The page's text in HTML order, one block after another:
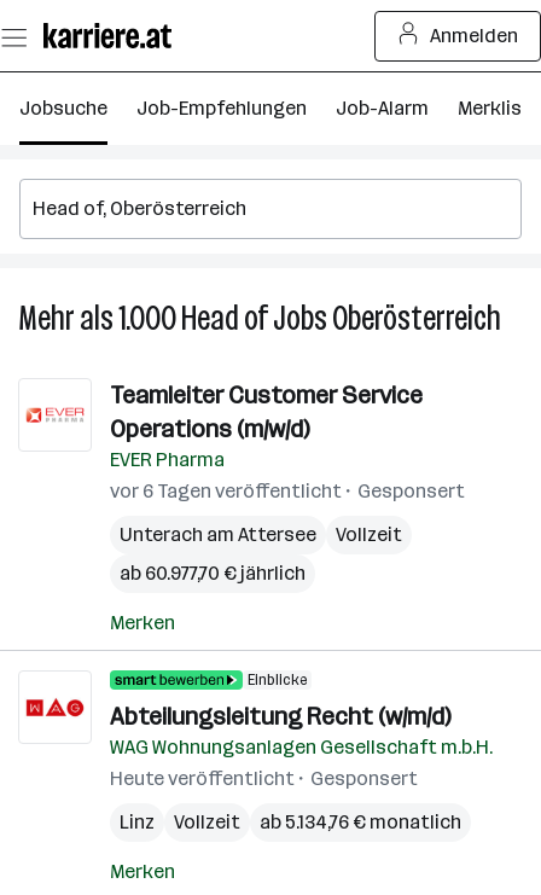
Seiteninhalt
springen
Anmelden
Jobsuche Job-Empfehlungen Job-Alarm Merkliste
Mehr als 1.000Head ofJobsOberösterreich
Teamleiter Customer Service
Operations (m/w/d)
EVER Pharma
vor 6 Tagen veröffentlicht
Gesponsert
Unterach am Attersee
Vollzeit
ab 60.977,70 € jährlich
Merken
Einblicke
Abteilungsleitung Recht (w/m/d)
WAG Wohnungsanlagen Gesellschaft m.b.H.
Heute veröffentlicht
Gesponsert
Linz
Vollzeit ab 5.134,76 € monatlich
Merken